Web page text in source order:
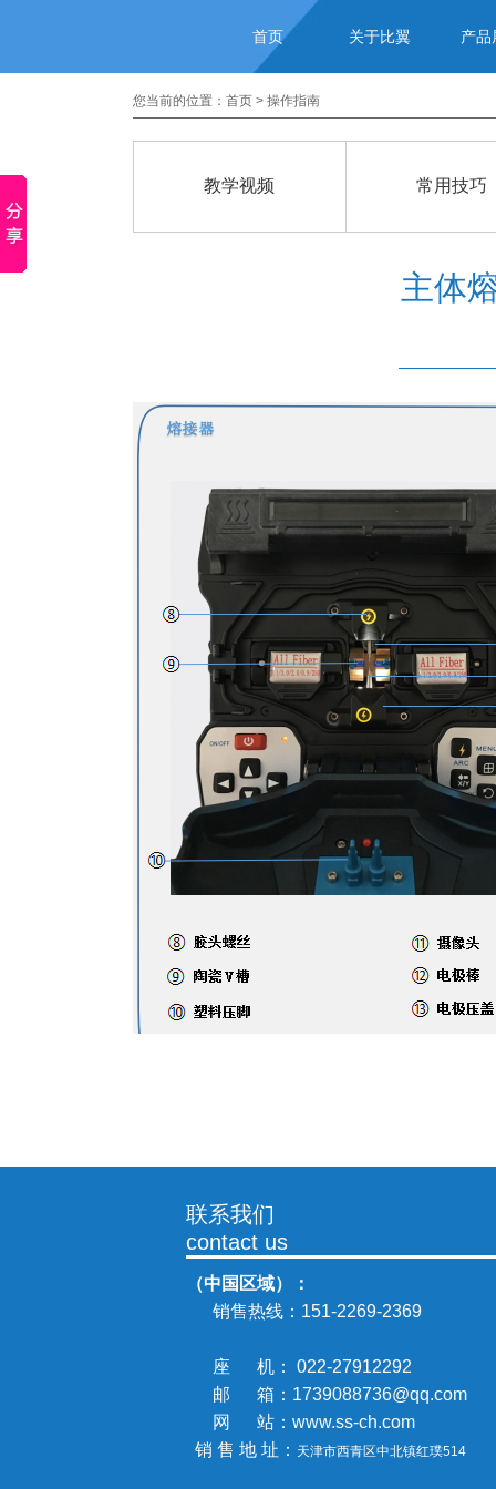
首页 关于比翼 产品
您当前的位置： 首页 > 操作指南
教学视频 常用技巧
主体
联系我们
contact us
（中国区域）：
销售热线： 151-2269-2369
座 机： 022-27912292
邮 箱：1739088736@qq.com
网 站：www.ss-ch.com
销 售 地 址： 天津市西青区中北镇红璞514